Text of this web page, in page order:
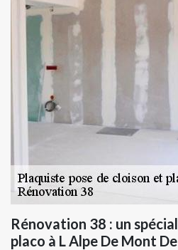
Rénovation 38 : un
placo à L Alpe De Mont